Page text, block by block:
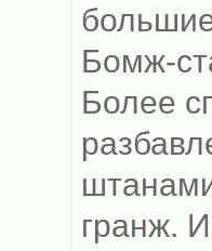
Бомж-
Более
гранж.